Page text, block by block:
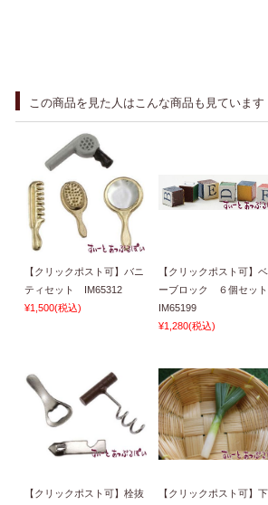
この商品を見た人はこんな商品も見ています
【クリックポスト可】バニ
ティセット IM65312
¥1,500(税込)
【クリックポスト可】
ーブロック ６個セッ
IM65199
¥1,280(税込)
【クリックポスト可】栓抜
【クリックポスト可】